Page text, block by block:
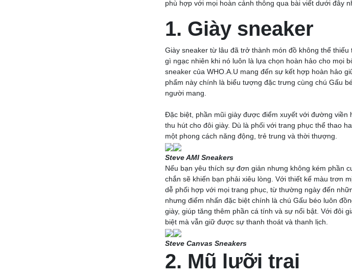
phù hợp với mọi hoàn cảnh thông qua bài viết dưới đây
1. Giày sneaker
Giày sneaker từ lâu đã trở thành món đồ không thể
gì ngạc nhiên khi nó luôn là lựa chọn hoàn hảo cho mọi
sneaker của WHO.A.U mang đến sự kết hợp hoàn hảo
phẩm này chính là biểu tượng đặc trưng cùng chú Gấu
người mang.
Đặc biệt, phần mũi giày được điểm xuyết với đường
thu hút cho đôi giày. Dù là phối với trang phục thể thao
một phong cách năng động, trẻ trung và thời thượng.
Steve AMI Sneakers
Nếu bạn yêu thích sự đơn giản nhưng không kém phần
chắn sẽ khiến bạn phải xiêu lòng. Với thiết kế màu trơn
dễ phối hợp với mọi trang phục, từ thường ngày đến
nhưng điểm nhấn đặc biệt chính là chú Gấu béo luôn
giày, giúp tăng thêm phần cá tính và sự nổi bật. Với đôi
biệt mà vẫn giữ được sự thanh thoát và thanh lịch.
Steve Canvas Sneakers
2. Mũ lưỡi trai